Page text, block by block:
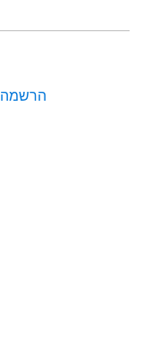
הרשמה